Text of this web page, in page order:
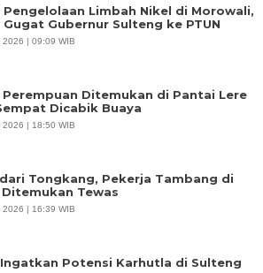
Limbah Nikel di Morowali,
Gubernur Sulteng ke PTUN
2026 | 09:09 WIB
Perempuan Ditemukan di Pantai Lere
Dicabik Buaya
2026 | 18:50 WIB
Tongkang, Pekerja Tambang di
Tewas
2026 | 16:39 WIB
Ingatkan Potensi Karhutla di Sulteng